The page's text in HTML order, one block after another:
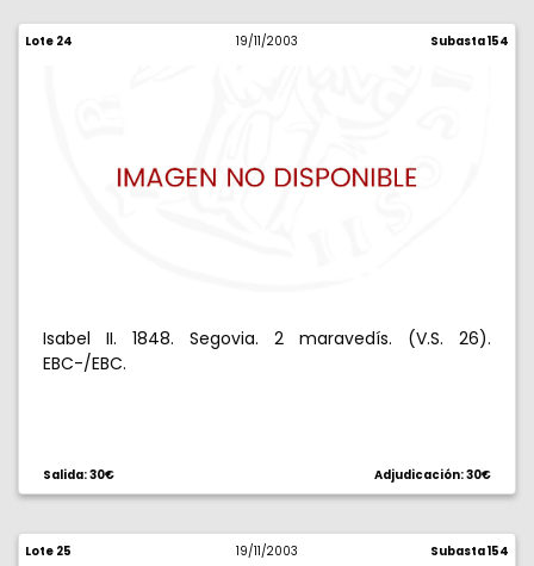
Lote 24 19/11/2003 Subasta 154
Isabel II. 1848. Segovia. 2 maravedís. (V.S. 26).
EBC-/EBC.
Salida: 30€ Adjudicación: 30€
Lote 25 19/11/2003 Subasta 154